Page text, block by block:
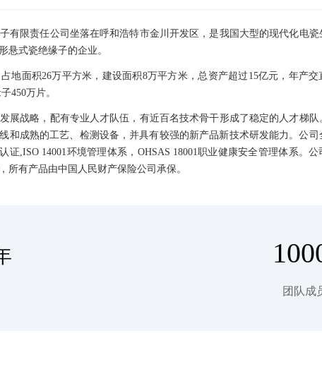
团队成
限责任公司坐落在呼和浩特市金川开发区，是我国大型的现代化电瓷
悬式瓷绝缘子的企业。
面积26万平方米，建设面积8万平方米，总资产超过15亿元，年产交
450万片。
战略，配有专业人才队伍，有近百名技术骨干形成了稳定的人才梯队
和成熟的工艺、检测设备，并具有较强的新产品新技术研发能力。公司
证,ISO 14001环境管理体系，OHSAS 18001职业健康安全管理体系。公
所有产品由中国人民财产保险公司承保。